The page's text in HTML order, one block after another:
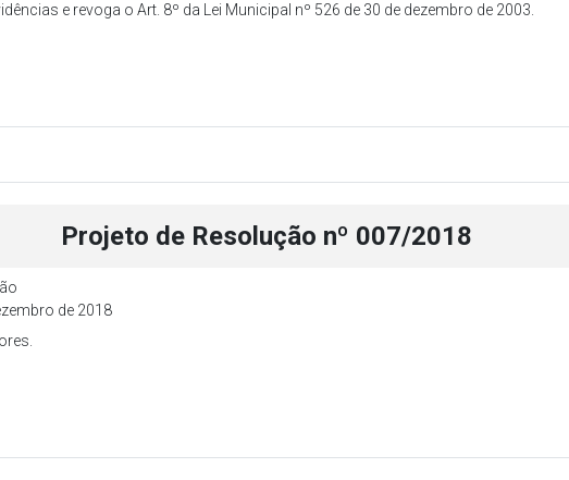
e revoga o Art. 8º da Lei Municipal nº 526 de 30 de dezembro de 2003.
Projeto de Resolução nº 007/2018
de 2018